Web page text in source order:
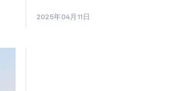
2025年04月11日